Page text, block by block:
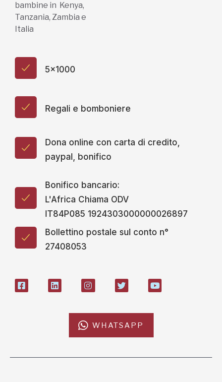
bambine in Kenya,
Tanzania, Zambia e
Italia
5x1000
Regali e bomboniere
Dona online con carta di credito,
paypal, bonifico
Bonifico bancario:
L'Africa Chiama ODV
IT84P085 1924303000000026897
Bollettino postale sul conto n°
27408053
WHATSAPP